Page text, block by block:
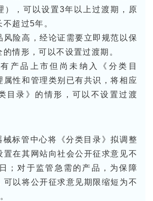
），可以设置3年以上过渡期，原
超过5年。
风险高，经论证需要立即规范以保
情形，可以不设置过渡期。
有产品上市但尚未纳入《分类目
属性和管理类别已有共识，将相应
目录》的情形，可以不设置过渡
械标管中心将《分类目录》拟调整
置在其网站向社会公开征求意见不
；对于监管急需的产品，为保障
可以将公开征求意见期限缩短为不